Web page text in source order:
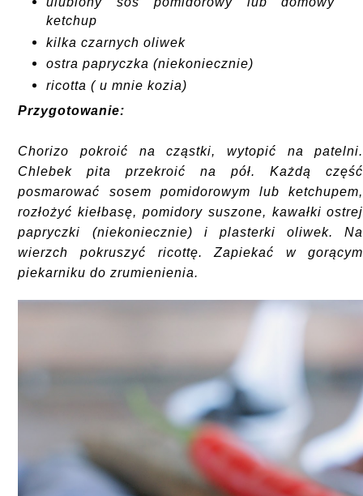
ketchup
kilka czarnych oliwek
ostra papryczka (niekoniecznie)
ricotta ( u mnie kozia)
Przygotowanie:
Chorizo pokroić na cząstki, wytopić na patelni.
Chlebek pita przekroić na pół. Każdą część
posmarować sosem pomidorowym lub ketchupem,
rozłożyć kiełbasę, pomidory suszone, kawałki ostrej
papryczki (niekoniecznie) i plasterki oliwek. Na
wierzch pokruszyć ricottę. Zapiekać w gorącym
piekarniku do zrumienienia.